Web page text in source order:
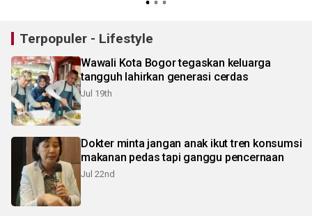
Terpopuler - Lifestyle
Wawali Kota Bogor tegaskan keluarga
tangguh lahirkan generasi cerdas
Jul 19th
Dokter minta jangan anak ikut tren konsumsi
makanan pedas tapi ganggu pencernaan
Jul 22nd